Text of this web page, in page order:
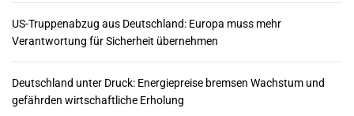
B
e
i
t
US-Truppenabzug aus Deutschland: Europa muss mehr
Verantwortung für Sicherheit übernehmen
Deutschland unter Druck: Energiepreise bremsen Wachstum und
gefährden wirtschaftliche Erholung